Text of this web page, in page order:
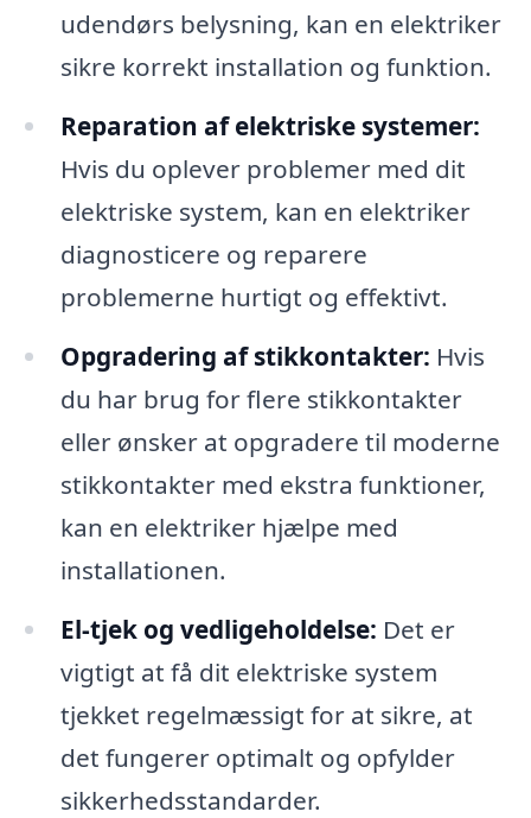
udendørs belysning, kan en elektriker
sikre korrekt installation og funktion.
Reparation af elektriske systemer:
Hvis du oplever problemer med dit
elektriske system, kan en elektriker
diagnosticere og reparere
problemerne hurtigt og effektivt.
Opgradering af stikkontakter: Hvis
du har brug for flere stikkontakter
eller ønsker at opgradere til moderne
stikkontakter med ekstra funktioner,
kan en elektriker hjælpe med
installationen.
El-tjek og vedligeholdelse: Det er
vigtigt at få dit elektriske system
tjekket regelmæssigt for at sikre, at
det fungerer optimalt og opfylder
sikkerhedsstandarder.